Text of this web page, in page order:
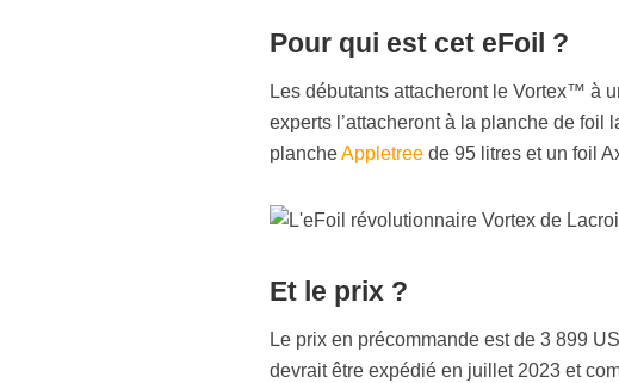
Pour qui est cet eFoil ?
Les débutants attacheront le Vortex™ à
experts l’attacheront à la planche de foil
plancheAppletreede 95 litres et un foil
Et le prix ?
Le prix en précommande est de 3 899
devrait être expédié en juillet 2023 et